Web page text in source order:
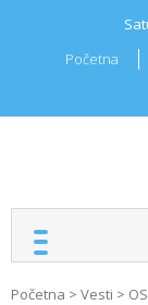
Početna
Početna > Vesti >